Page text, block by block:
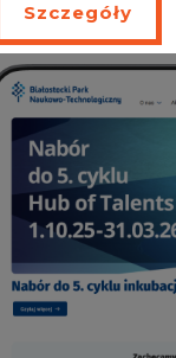
Szczegóły